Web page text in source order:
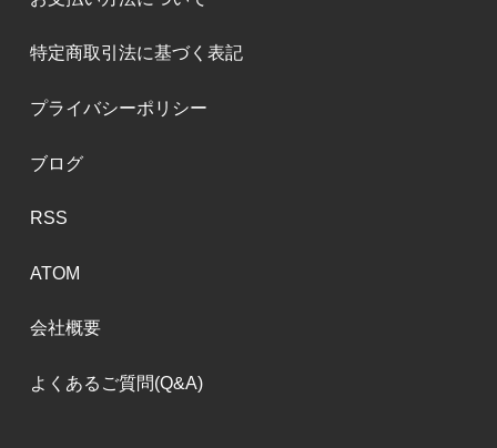
特定商取引法に基づく表記
プライバシーポリシー
ブログ
RSS
ATOM
会社概要
よくあるご質問(Q&A)